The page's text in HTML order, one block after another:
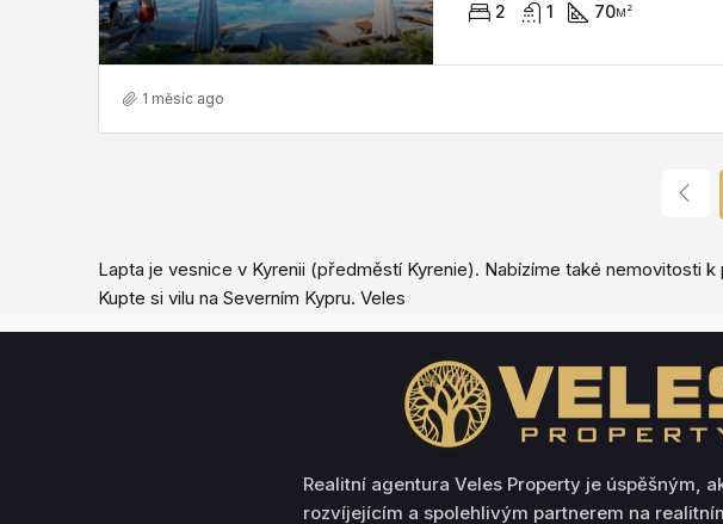
2
1 70м²
1 měsíc ago
Lapta je vesnice v Kyrenii (předměstí Kyrenie). Nabízíme také nemovitosti
Kupte si vilu na Severním Kypru. Veles
Realitní agentura Veles Property je úspěšným,
rozvíjejícím a spolehlivým partnerem na